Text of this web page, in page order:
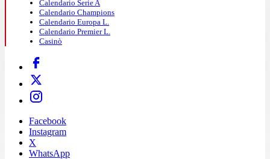
Calendario Serie A
Calendario Champions
Calendario Europa L.
Calendario Premier L.
Casinò
Facebook
Instagram
X
WhatsApp